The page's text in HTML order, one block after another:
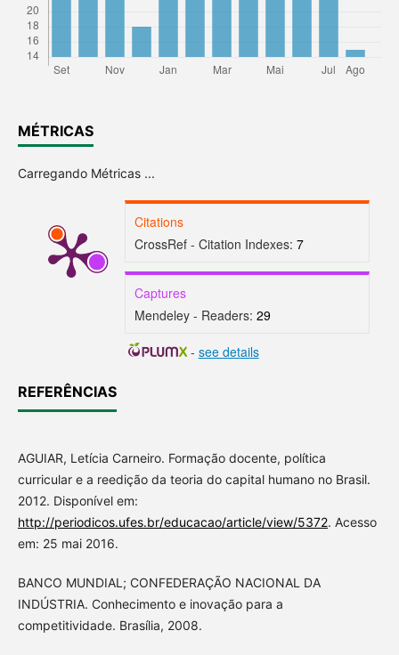
MÉTRICAS
Carregando Métricas ...
Citations
CrossRef - Citation Indexes: 7
Captures
Mendeley - Readers: 29
- see details
REFERÊNCIAS
AGUIAR, Letícia Carneiro. Formação docente, política
curricular e a reedição da teoria do capital humano no Brasil.
2012. Disponível em:
http://periodicos.ufes.br/educacao/article/view/5372. Acesso
em: 25 mai 2016.
BANCO MUNDIAL; CONFEDERAÇÃO NACIONAL DA
INDÚSTRIA. Conhecimento e inovação para a
competitividade. Brasília, 2008.